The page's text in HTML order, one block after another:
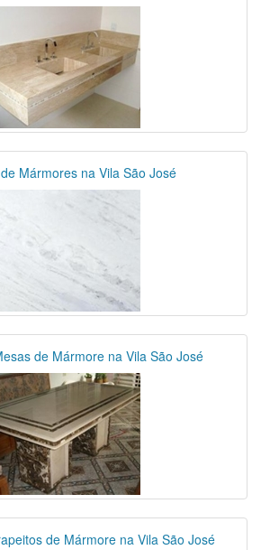
Mármores na Vila São José
de Mármore na Vila São José
de Mármore na Vila São José